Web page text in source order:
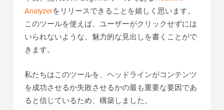
Analyzerをリリースできることを嬉しく思います。
このツールを使えば、ユーザーがクリックせずには
いられないような、魅力的な見出しを書くことがで
きます。
私たちはこのツールを、ヘッドラインがコンテンツ
を成功させるか失敗させるかの最も重要な要因であ
ると信じているため、構築しました。